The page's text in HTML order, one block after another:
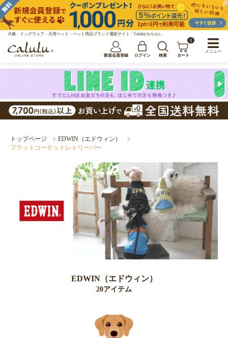
犬服・ドッグウェア・犬用ベッド・ペット用品ブランド通販サイト「Calulu(カルル)」
新規会員登録 ログイン 検索
0
カート
トップページ
EDWIN（エドウィン）
フラットコーテッドレトリーバー
EDWIN（エドウィン）
20アイテム
メニュー